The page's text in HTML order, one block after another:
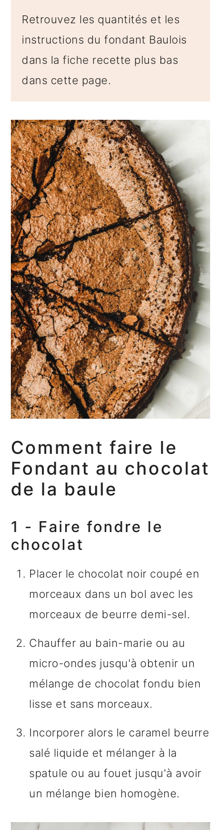
Retrouvez les quantités et les
instructions du fondant Baulois
dans la fiche recette plus bas
dans cette page.
Comment faire le
Fondant au chocolat
de la baule
1 - Faire fondre le
chocolat
Placer le chocolat noir coupé en
morceaux dans un bol avec les
morceaux de beurre demi-sel.
Chauffer au bain-marie ou au
micro-ondes jusqu'à obtenir un
mélange de chocolat fondu bien
lisse et sans morceaux.
Incorporer alors le caramel beurre
salé liquide et mélanger à la
spatule ou au fouet jusqu'à avoir
un mélange bien homogène.